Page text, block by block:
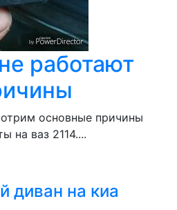
работают
основные причины
на ваз 2114....
диван на киа